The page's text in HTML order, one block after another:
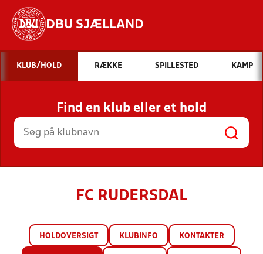
DBU SJÆLLAND
Hvad vil du søge efter?
INDHOLD OG NYHEDER
STILLINGER, RESULTATER, KLUBBER OG
HOLD
KLUB/HOLD RÆKKE SPILLESTED KAMP
Find en klub eller et hold
FC RUDERSDAL
HOLDOVERSIGT KLUBINFO KONTAKTER